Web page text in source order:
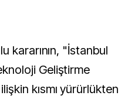
kararının, "İstanbul
Geliştirme
kısmı yürürlükten